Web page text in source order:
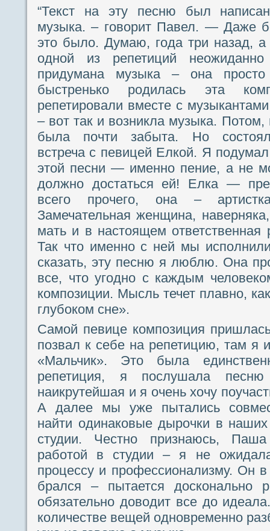
“Текст на эту песню был
музыка. – говорит Павел. — Даже
это было. Думаю, года три назад,
одной из репетиций
придумана музыка – она
быстренько родилась эта
репетировали вместе с
– вот так и возникла музыка.
была почти забыта. Но
встреча с певицей Елкой. Я
этой песни — именно пение, а не
должно достаться ей! Елка —
всего прочего, она –
Замечательная женщина,
мать и в настоящем ответственная
Так что именно с ней мы
сказать, эту песню я люблю. Она
все, что угодно с каждым
композиции. Мысль течет плавно,
глубоком сне».
Самой певице композиция
позвал к себе на репетицию, там я
«Мальчик». Это была
репетиция, я послушала
наикрутейшая и я очень хочу
А далее мы уже пытались
найти одинаковые дырочки в
студии. Честно признаюсь,
работой в студии – я не
процессу и профессионализму. Он
брался – пытается досконально
обязательно доводит все до
количестве вещей одновременно